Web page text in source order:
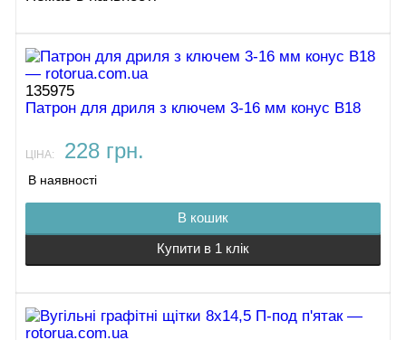
135975
Патрон для дриля з ключем 3-16 мм конус B18
ЦІНА: 228 грн.
В наявності
В кошик
Купити в 1 клік